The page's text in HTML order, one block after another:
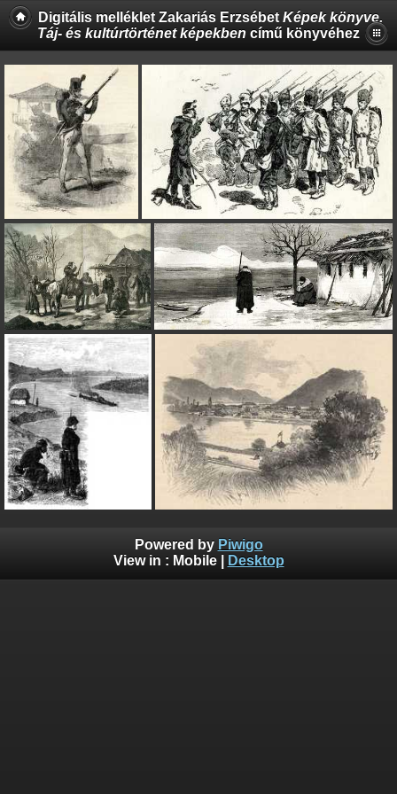
Digitális melléklet Zakariás Erzsébet Képek könyve.
Táj- és kultúrtörténet képekben című könyvéhez
Powered by Piwigo
View in : Mobile| Desktop